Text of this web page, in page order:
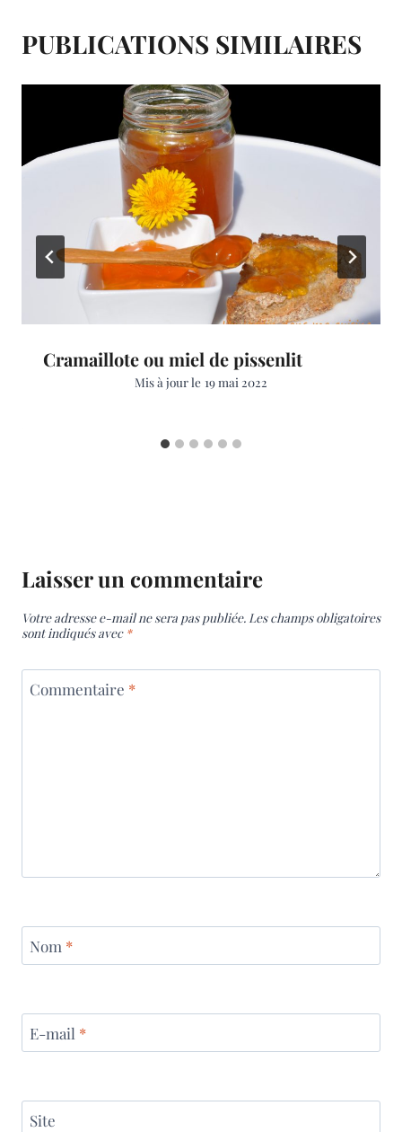
PUBLICATIONS SIMILAIRES
Cramaillote ou miel de pissenlit
Mis à jour le 19 mai 2022
Laisser un commentaire
Votre adresse e-mail ne sera pas publiée. Les champs obligatoires
sont indiqués avec *
Commentaire *
Nom *
E-mail *
Site